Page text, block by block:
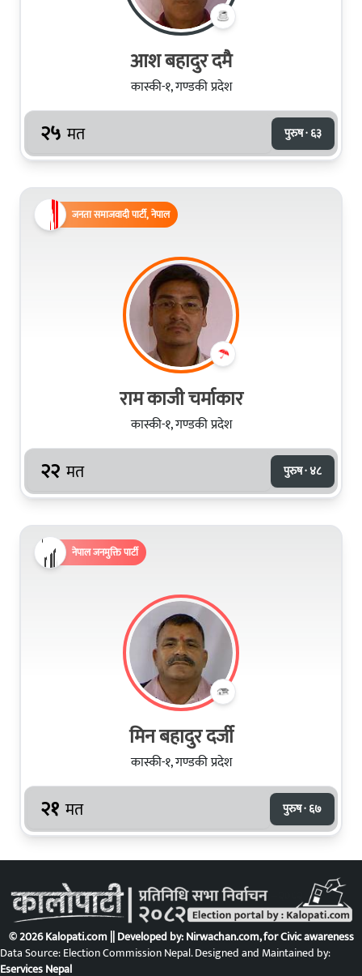
आश बहादुर दमै
कास्की-१, गण्डकी प्रदेश
२५ मत पुरुष · ६३
जनता समाजवादी पार्टी, नेपाल
राम काजी चर्माकार
कास्की-१, गण्डकी प्रदेश
२२ मत पुरुष · ४८
नेपाल जनमुक्ति पार्टी
मिन बहादुर दर्जी
कास्की-१, गण्डकी प्रदेश
२१ मत पुरुष · ६७
© 2026 Kalopati.com || Developed by:Nirwachan.com, for Civic awareness
Data Source: Election Commission Nepal. Designed and Maintained by:
Eservices Nepal